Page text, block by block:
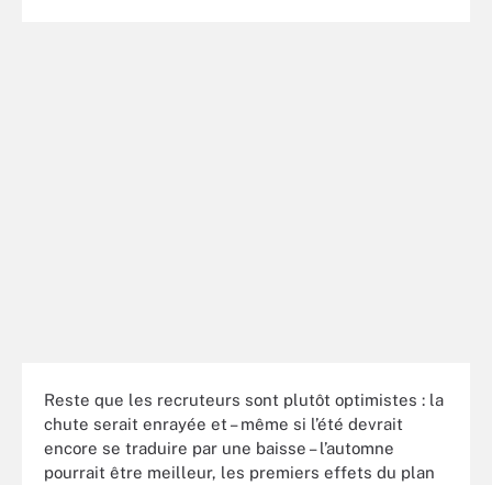
Reste que les recruteurs sont plutôt optimistes : la
chute serait enrayée et – même si l’été devrait
encore se traduire par une baisse – l’automne
pourrait être meilleur, les premiers effets du plan